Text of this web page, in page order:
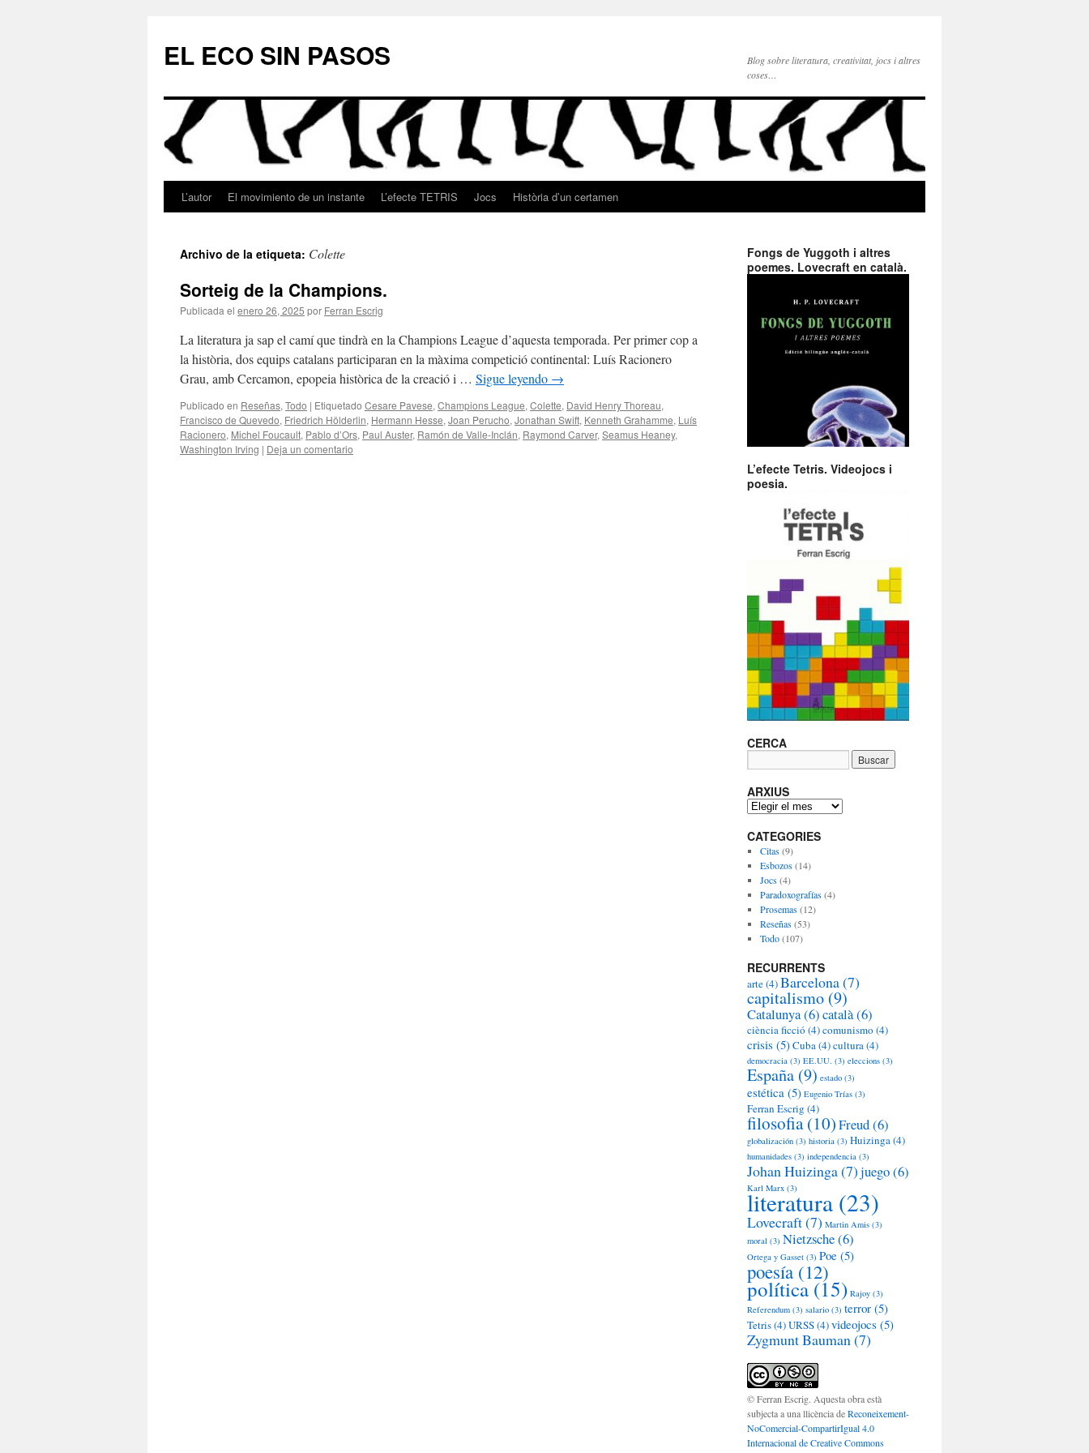
contenido
EL ECO SIN PASOS
Blog sobre literatura, creativitat, jocs i altres
coses…
L’autor El movimiento de un instante L’efecte TETRIS Jocs Història d’un certamen
Archivo de la etiqueta: Colette
Sorteig de la Champions.
Publicada el enero 26, 2025 por Ferran Escrig
La literatura ja sap el camí que tindrà en la Champions League d’aquesta temporada. Per primer cop a
la història, dos equips catalans participaran en la màxima competició continental: Luís Racionero
Grau, amb Cercamon, epopeia històrica de la creació i … Sigue leyendo →
Publicado en Reseñas, Todo | Etiquetado Cesare Pavese, Champions League, Colette, David Henry Thoreau,
Francisco de Quevedo, Friedrich Hölderlin, Hermann Hesse, Joan Perucho, Jonathan Swift, Kenneth Grahamme, Luís
Racionero, Michel Foucault, Pablo d’Ors, Paul Auster, Ramón de Valle-Inclán, Raymond Carver, Seamus Heaney,
Washington Irving | Deja un comentario
Fongs de Yuggoth i altres
poemes. Lovecraft en català.
L’efecte Tetris. Videojocs i
poesia.
CERCA
ARXIUS
A
X
I
U
S
CATEGORIES
Citas(9)
Esbozos(14)
Jocs(4)
Paradoxografías(4)
Prosemas(12)
Reseñas(53)
Todo(107)
RECURRENTS
arte(4)Barcelona(7)
capitalismo (9)
Catalunya(6)català(6)
ciència ficció (4)comunismo (4)
crisis (5)Cuba(4)cultura(4)
democracia (3) EE.UU. (3) eleccions (3)
España (9) estado (3)
estética (5) Eugenio Trías (3)
Ferran Escrig (4)
filosofia(10)Freud(6)
globalización (3) historia (3) Huizinga(4)
humanidades (3) independencia (3)
Johan Huizinga(7)juego(6)
Karl Marx (3)
literatura (23)
Lovecraft(7) Martin Amis (3)
moral (3) Nietzsche(6)
Ortega y Gasset (3) Poe (5)
poesía (12)
política (15) Rajoy (3)
Referendum (3) salario (3) terror (5)
Tetris(4)URSS(4)videojocs (5)
Zygmunt Bauman(7)
© Ferran Escrig. Aquesta obra està
subjecta a una llicència deReconeixement-
NoComercial-CompartirIgual 4.0
Internacional de Creative Commons